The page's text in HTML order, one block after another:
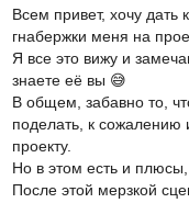
Всем привет, хочу дать
гнабержки меня на
Я все это вижу и
знаете её вы 😅
В общем, забавно то,
поделать, к сожалению
проекту.
Но в этом есть и
После этой мерзкой